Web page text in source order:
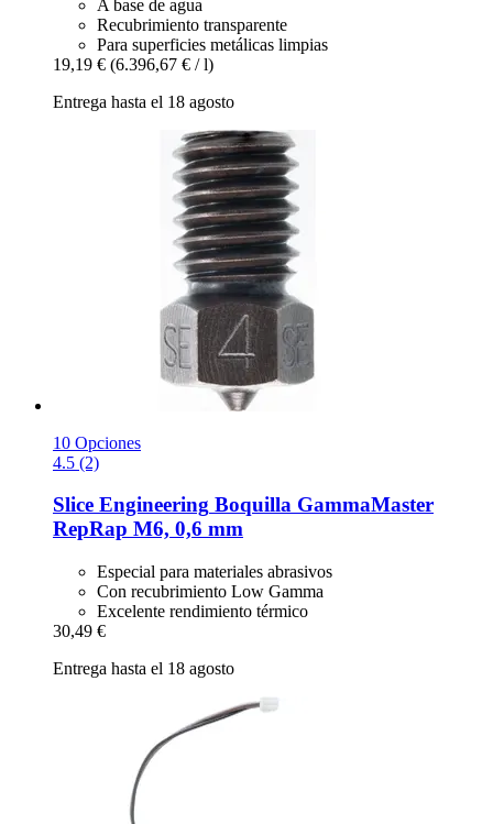
A base de agua
Recubrimiento transparente
Para superficies metálicas limpias
19,19 € (6.396,67 € / l)
Entrega hasta el 18 agosto
10 Opciones
4.5 (2)
Slice Engineering Boquilla GammaMaster
RepRap M6, 0,6 mm
Especial para materiales abrasivos
Con recubrimiento Low Gamma
Excelente rendimiento térmico
30,49 €
Entrega hasta el 18 agosto